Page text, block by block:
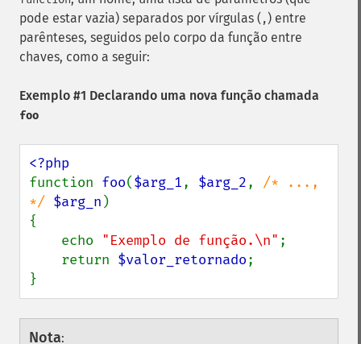
pode estar vazia) separados por vírgulas (,) entre
parênteses, seguidos pelo corpo da função entre
chaves, como a seguir:
Exemplo #1 Declarando uma nova função chamada
foo
function foo($arg_1, $arg_2, /* ...,
*/ $arg_n )
{
    echo
"Exemplo de função.\n" ;
    return
$valor_retornado;
}
Nota: